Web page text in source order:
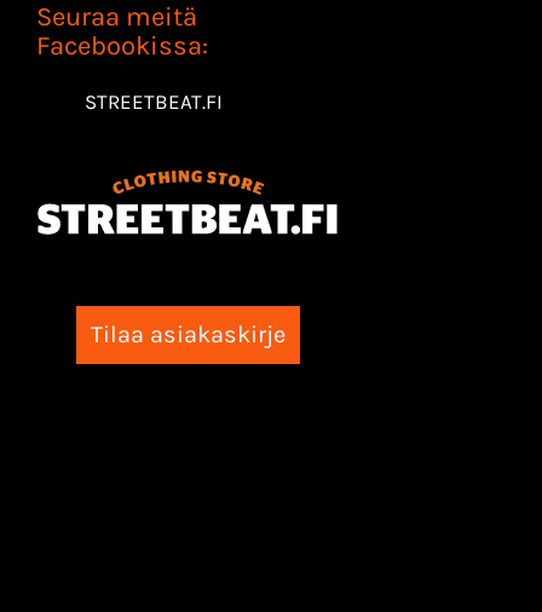
Seuraa meitä
Facebookissa:
STREETBEAT.FI